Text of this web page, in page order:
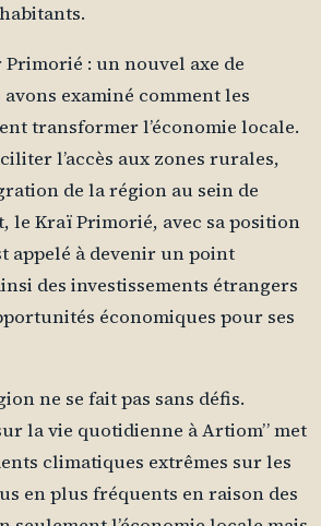
: un nouvel axe de
examiné comment les
transformer l’économie locale.
l’accès aux zones rurales,
de la région au sein de
le Kraï Primorié, avec sa position
appelé à devenir un point
des investissements étrangers
économiques pour ses
ne se fait pas sans défis.
la vie quotidienne à Artiom” met
climatiques extrêmes sur les
en plus fréquents en raison des